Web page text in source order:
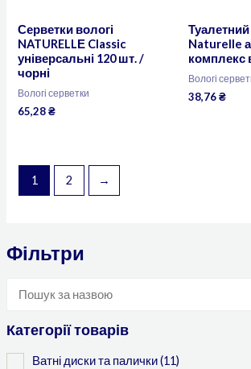
Фільтри
Категорії товарів
Ватні диски та палички(11)
Серветки вологі
NATURELLЕ Classic
універсальні 120 шт. /
чорні
Вологі серветки
65,28₴
Naturelle
комплекс
Вологі
38,76₴
1 2 →